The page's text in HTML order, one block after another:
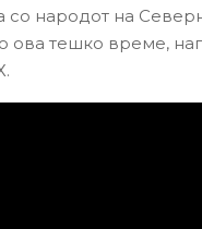
со народот на
ова тешко време,